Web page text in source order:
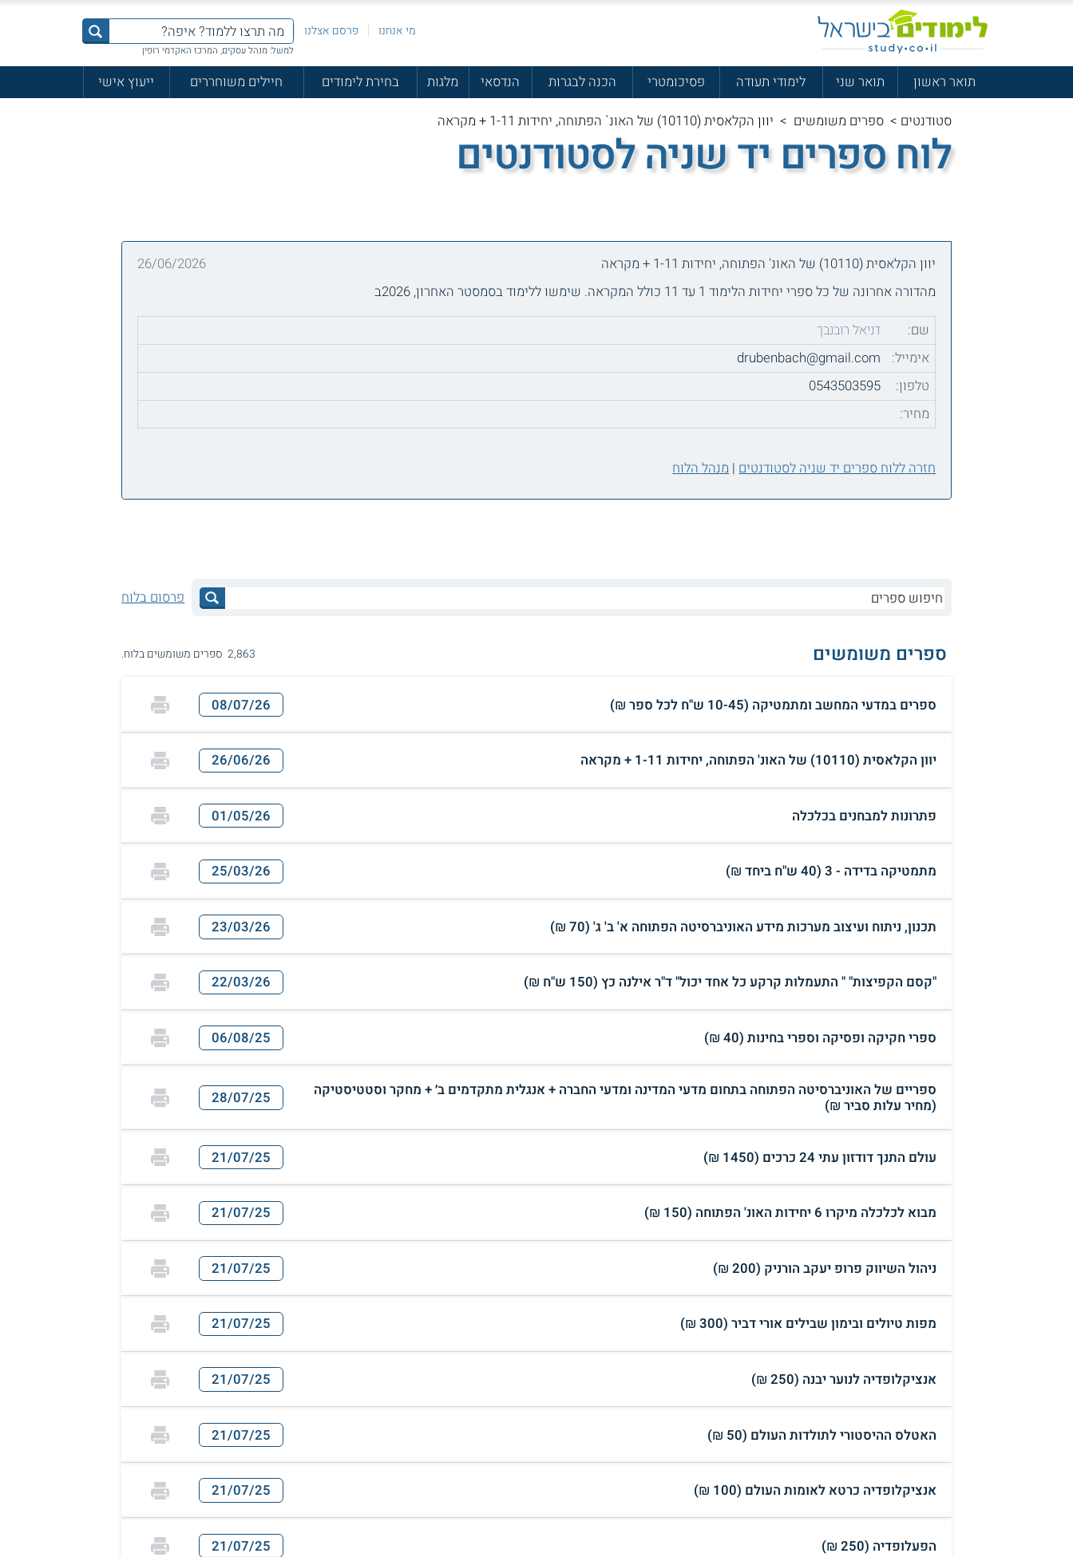
מי אנחנו פרסם אצלנו
למשל: מנהל עסקים, המרכז האקדמי רופין
תואר ראשון תואר שני לימודי תעודה פסיכומטרי הכנה לבגרות הנדסאי מלגות בחירת לימודים חיילים משוחררים
ייעוץ אישי
סטודנטים > ספרים משומשים > יוון הקלאסית (10110) של האונ` הפתוחה, יחידות 1-11 + מקראה
לוח ספרים יד שניה לסטודנטים
יוון הקלאסית (10110) של האונ' הפתוחה, יחידות 1-11 + מקראה
26/06/2026
מהדורה אחרונה של כל ספרי יחידות הלימוד 1 עד 11 כולל המקראה. שימשו ללימוד בסמסטר האחרון, 2026ב
שם:
דניאל רובנבך
אימייל:
drubenbach@gmail.com
טלפון:
0543503595
מחיר:
חזרה ללוח ספרים יד שניה לסטודנטים|מנהל הלוח
פרסום בלוח
ספרים משומשים 2,863 ספרים משומשים בלוח.
ספרים במדעי המחשב ומתמטיקה (10-45 ש"ח לכל ספר ₪) 08/07/26
יוון הקלאסית (10110) של האונ' הפתוחה, יחידות 1-11 + מקראה 26/06/26
פתרונות למבחנים בכלכלה 01/05/26
מתמטיקה בדידה - 3 (40 ש"ח ביחד ₪) 25/03/26
תכנון, ניתוח ועיצוב מערכות מידע האוניברסיטה הפתוחה א' ב' ג' (70 ₪) 23/03/26
"קסם הקפיצות" " התעמלות קרקע כל אחד יכול" ד"ר אילנה כץ (150 ש"ח ₪) 22/03/26
ספרי חקיקה ופסיקה וספרי בחינות (40 ₪) 06/08/25
ספריים של האוניברסיטה הפתוחה בתחום מדעי המדינה ומדעי החברה + אנגלית מתקדמים ב׳ + מחקר וסטטיסטיקה
(מחיר עלות סביר ₪)
28/07/25
עולם התנך דודזון עתי 24 כרכים (1450 ₪) 21/07/25
מבוא לכלכלה מיקרו 6 יחידות האונ' הפתוחה (150 ₪) 21/07/25
ניהול השיווק פרופ יעקב הורניק (200 ₪) 21/07/25
מפות טיולים ובימון שבילים אורי דביר (300 ₪) 21/07/25
אנציקלופדיה לנוער יבנה (250 ₪) 21/07/25
האטלס ההיסטורי לתולדות העולם (50 ₪) 21/07/25
אנציקלופדיה כרטא לאומות העולם (100 ₪) 21/07/25
הפעלופדיה (250 ₪) 21/07/25